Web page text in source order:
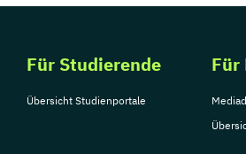
Für Studierende
Übersicht Studienportale
Für